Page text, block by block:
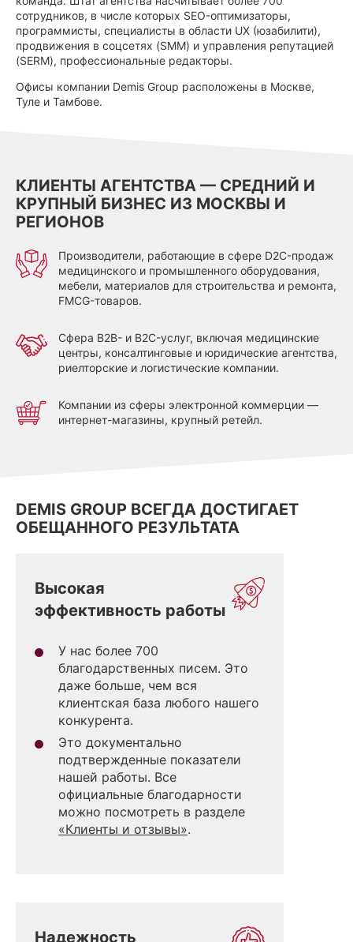
сотрудников, в числе которых SEO-оптимизаторы,
программисты, специалисты в области UX (юзабилити),
продвижения в соцсетях (SMM) и управления репутацией
(SERM), профессиональные редакторы.
Офисы компании Demis Group расположены в Москве,
Туле и Тамбове.
КЛИЕНТЫ АГЕНТСТВА — СРЕДНИЙ И
КРУПНЫЙ БИЗНЕС ИЗ МОСКВЫ И
РЕГИОНОВ
Производители, работающие в сфере D2C-продаж
медицинского и промышленного оборудования,
мебели, материалов для строительства и ремонта,
FMCG-товаров.
Сфера B2B- и B2C-услуг, включая медицинские
центры, консалтинговые и юридические агентства,
риелторские и логистические компании.
Компании из сферы электронной коммерции —
интернет-магазины, крупный ретейл.
DEMIS GROUP ВСЕГДА ДОСТИГАЕТ
ОБЕЩАННОГО РЕЗУЛЬТАТА
Высокая
эффективность работы
У нас более 700
благодарственных писем. Это
даже больше, чем вся
клиентская база любого нашего
конкурента.
Это документально
подтвержденные показатели
нашей работы. Все
официальные благодарности
можно посмотреть в разделе
«Клиенты и отзывы».
Надежность